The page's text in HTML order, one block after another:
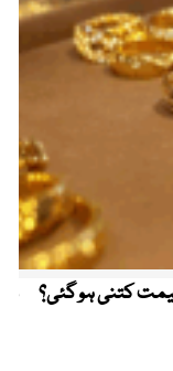
قیمت کتنی ہو گئی؟